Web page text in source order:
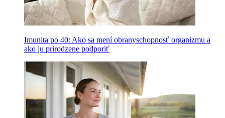
Imunita po 40: Ako sa mení obranyschopnosť organizmu a
ako ju prirodzene podporiť